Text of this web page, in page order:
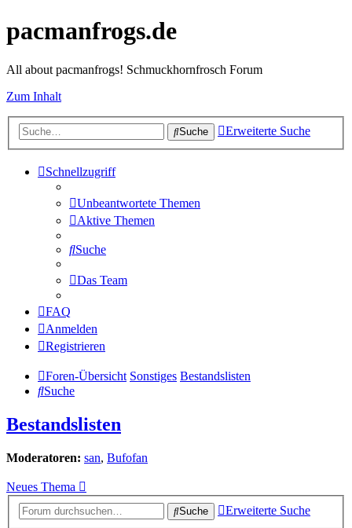
pacmanfrogs.de
All about pacmanfrogs! Schmuckhornfrosch Forum
Zum Inhalt
Suche Erweiterte Suche
Schnellzugriff
Unbeantwortete Themen
Aktive Themen
Suche
Das Team
FAQ
Anmelden
Registrieren
Foren-Übersicht Sonstiges Bestandslisten
Suche
Bestandslisten
Moderatoren: san, Bufofan
Neues Thema
Suche
Erweiterte Suche